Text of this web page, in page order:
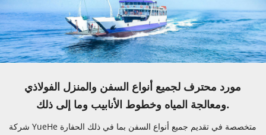
مورد محترف لجميع أنواع السفن والمنزل الفولاذي
ومعالجة المياه وخطوط الأنابيب وما إلى ذلك.
شركة YueHe متخصصة في تقديم جميع أنواع السفن بما في ذلك الحفارة